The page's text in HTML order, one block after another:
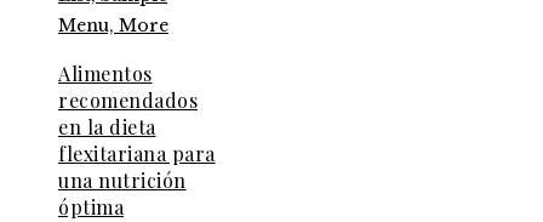
Alimentos
recomendados
en la dieta
flexitariana para
una nutrición
óptima